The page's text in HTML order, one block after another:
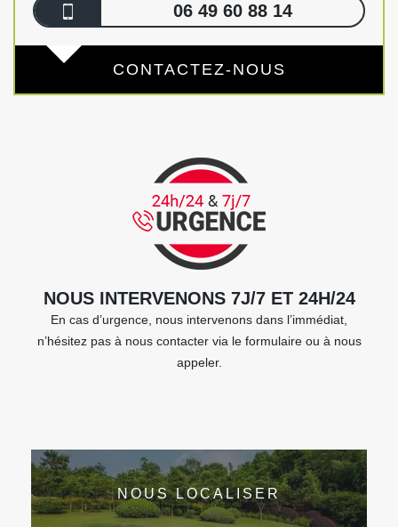
06 49 60 88 14
CONTACTEZ-NOUS
NOUS INTERVENONS 7J/7 ET 24H/24
En cas d’urgence, nous intervenons dans l’immédiat,
n’hésitez pas à nous contacter via le formulaire ou à nous
appeler.
NOUS LOCALISER